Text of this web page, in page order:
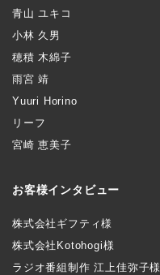
青山 ユキコ
小林 久男
穂積 木綿子
雨宮 靖
Yuuri Horino
リーフ
宮崎 恵美子
お客様インタビュー
株式会社ギフティ様
株式会社Kotohogi様
ラジオ番組制作 江上佳弥子様